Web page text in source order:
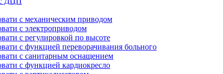
с механическим приводом
с электроприводом
с регулировкой по высоте
с функцией переворачивания больного
с санитарным оснащением
с функцией кардиокресло